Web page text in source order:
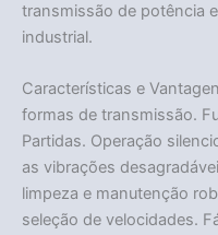
transmissão de potência
industrial.
Características e
formas de transmissão.
Partidas. Operação
as vibrações
limpeza e manutenção
seleção de velocidades.